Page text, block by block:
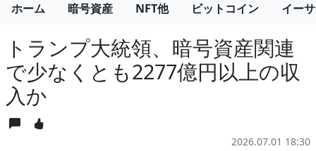
ホーム 暗号資産 NFT他 ビットコイン イー
トランプ大統領、暗号資産関連
で少なくとも2277億円以上の収
入か
2026.07.01 18:30